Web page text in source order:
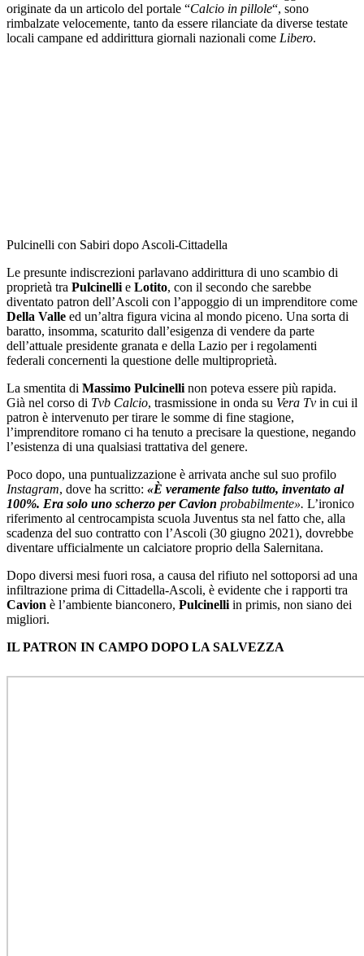
originate da un articolo del portale “Calcio in pillole“, sono
rimbalzate velocemente, tanto da essere rilanciate da diverse testate
locali campane ed addirittura giornali nazionali come Libero.
Pulcinelli con Sabiri dopo Ascoli-Cittadella
Le presunte indiscrezioni parlavano addirittura di uno scambio di
proprietà tra Pulcinelli e Lotito, con il secondo che sarebbe
diventato patron dell’Ascoli con l’appoggio di un imprenditore come
Della Valle ed un’altra figura vicina al mondo piceno. Una sorta di
baratto, insomma, scaturito dall’esigenza di vendere da parte
dell’attuale presidente granata e della Lazio per i regolamenti
federali concernenti la questione delle multiproprietà.
La smentita di Massimo Pulcinelli non poteva essere più rapida.
Già nel corso di Tvb Calcio, trasmissione in onda su Vera Tv in cui il
patron è intervenuto per tirare le somme di fine stagione,
l’imprenditore romano ci ha tenuto a precisare la questione, negando
l’esistenza di una qualsiasi trattativa del genere.
Poco dopo, una puntualizzazione è arrivata anche sul suo profilo
Instagram, dove ha scritto: «È veramente falso tutto, inventato al
100%. Era solo uno scherzo per Cavion probabilmente». L’ironico
riferimento al centrocampista scuola Juventus sta nel fatto che, alla
scadenza del suo contratto con l’Ascoli (30 giugno 2021), dovrebbe
diventare ufficialmente un calciatore proprio della Salernitana.
Dopo diversi mesi fuori rosa, a causa del rifiuto nel sottoporsi ad una
infiltrazione prima di Cittadella-Ascoli, è evidente che i rapporti tra
Cavion è l’ambiente bianconero, Pulcinelli in primis, non siano dei
migliori.
IL PATRON IN CAMPO DOPO LA SALVEZZA